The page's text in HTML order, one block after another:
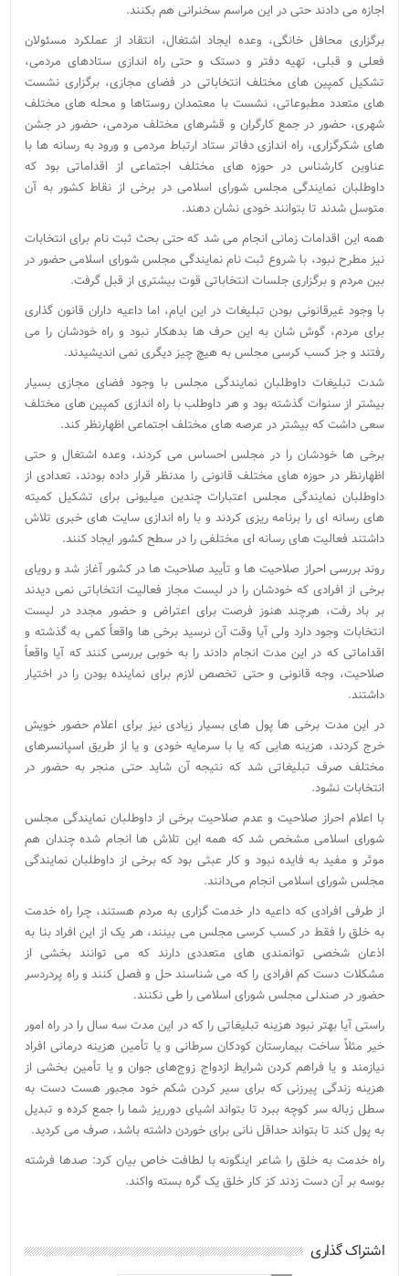
اجازه می دادند حتی در این مراسم سخنرانی هم بکنند.
برگزاری محافل خانگی، وعده ایجاد اشتغال، انتقاد از عملکرد مسئولان
فعلی و قبلی، تهیه دفتر و دستک و حتی راه اندازی ستادهای مردمی،
تشکیل کمپین های مختلف انتخاباتی در فضای مجازی، برگزاری نشست
های متعدد مطبوعاتی، نشست با معتمدان روستاها و محله های مختلف
شهری، حضور در جمع کارگران و قشرهای مختلف مردمی، حضور در جشن
های شکرگزاری، راه اندازی دفاتر ستاد ارتباط مردمی و ورود به رسانه ها با
عناوین کارشناس در حوزه های مختلف اجتماعی از اقداماتی بود که
داوطلبان نمایندگی مجلس شورای اسلامی در برخی از نقاط کشور به آن
متوسل شدند تا بتوانند خودی نشان دهند.
همه این اقدامات زمانی انجام می شد که حتی بحث ثبت نام برای انتخابات
نیز مطرح نبود، با شروع ثبت نام نمایندگی مجلس شورای اسلامی حضور در
بین مردم و برگزاری جلسات انتخاباتی قوت بیشتری از قبل گرفت.
با وجود غیرقانونی بودن تبلیغات در این ایام، اما داعیه داران قانون گذاری
برای مردم، گوش شان به این حرف ها بدهکار نبود و راه خودشان را می
رفتند و جز کسب کرسی مجلس به هیچ چیز دیگری نمی اندیشیدند.
شدت تبلیغات داوطلبان نمایندگی مجلس با وجود فضای مجازی بسیار
بیشتر از سنوات گذشته بود و هر داوطلب با راه اندازی کمپین های مختلف
سعی داشت که بیشتر در عرصه های مختلف اجتماعی اظهارنظر کند.
برخی ها خودشان را در مجلس احساس می کردند، وعده اشتغال و حتی
اظهارنظر در حوزه های مختلف قانونی را مدنظر قرار داده بودند، تعدادی از
داوطلبان نمایندگی مجلس اعتبارات چندین میلیونی برای تشکیل کمیته
های رسانه ای را برنامه ریزی کردند و با راه اندازی سایت های خبری تلاش
داشتند فعالیت های رسانه ای مختلفی را در سطح کشور ایجاد کنند.
روند بررسی احراز صلاحیت ها و تأیید صلاحیت ها در کشور آغاز شد و رویای
برخی از افرادی که خودشان را در لیست مجاز فعالیت انتخاباتی نمی دیدند
بر باد رفت، هرچند هنوز فرصت برای اعتراض و حضور مجدد در لیست
انتخابات وجود دارد ولی آیا وقت آن نرسید برخی ها واقعاً کمی به گذشته و
اقداماتی که در این مدت انجام دادند را به خوبی بررسی کنند که آیا واقعاً
صلاحیت، وجه قانونی و حتی تخصص لازم برای نماینده بودن را در اختیار
داشتند.
در این مدت برخی ها پول های بسیار زیادی نیز برای اعلام حضور خویش
خرج کردند، هزینه هایی که یا با سرمایه خودی و یا از طریق اسپانسرهای
مختلف صرف تبلیغاتی شد که نتیجه آن شاید حتی منجر به حضور در
انتخابات نشود.
با اعلام احراز صلاحیت و عدم صلاحیت برخی از داوطلبان نمایندگی مجلس
شورای اسلامی مشخص شد که همه این تلاش ها انجام شده چندان هم
موثر و مفید به فایده نبود و کار عبثی بود که برخی از داوطلبان نمایندگی
مجلس شورای اسلامی انجام می‌دانند.
از طرفی افرادی که داعیه دار خدمت گزاری به مردم هستند، چرا راه خدمت
به خلق را فقط در کسب کرسی مجلس می بینند، هر یک از این افراد بنا به
اذعان شخصی توانمندی های متعددی دارند که می توانند بخشی از
مشکلات دست کم افرادی را که می شناسند حل و فصل کنند و راه پردردسر
حضور در صندلی مجلس شورای اسلامی را طی نکنند.
راستی آیا بهتر نبود هزینه تبلیغاتی را که در این مدت سه سال را در راه امور
خیر مثلاً ساخت بیمارستان کودکان سرطانی و یا تأمین هزینه درمانی افراد
نیازمند و یا فراهم کردن شرایط ازدواج زوج‌های جوان و یا تأمین بخشی از
هزینه زندگی پیرزنی که برای سیر کردن شکم خود مجبور هست دست به
سطل زباله سر کوچه ببرد تا بتواند اشیای دورریز شما را جمع کرده و تبدیل
به پول کند تا بتواند حداقل نانی برای خوردن داشته باشد، صرف می کردید.
راه خدمت به خلق را شاعر اینگونه با لطافت خاص بیان کرد: صدها فرشته
بوسه بر آن دست زدند کز کار خلق یک گره بسته واکند.
اشتراک گذاری